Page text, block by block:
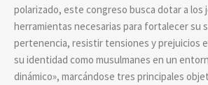
polarizado, este congreso busca dotar a los
herramientas necesarias para fortalecer su
pertenencia, resistir tensiones y prejuicios
su identidad como musulmanes en un
dinámico», marcándose tres principales